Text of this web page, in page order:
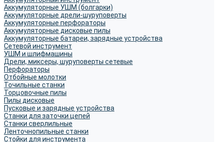
Аккумуляторные УШМ (болгарки)
Аккумуляторные дрели-шуруповерты
Аккумуляторные перфораторы
Аккумуляторные дисковые пилы
Аккумуляторные батареи, зарядные устройства
Сетевой инструмент
УШМ и шлифмашины
Дрели, миксеры, шуруповерты сетевые
Перфораторы
Отбойные молотки
Точильные станки
Торцовочные пилы
Пилы дисковые
Пусковые и зарядные устройства
Станки для заточки цепей
Станки сверлильные
Ленточнопильные станки
Стойки для инструмента